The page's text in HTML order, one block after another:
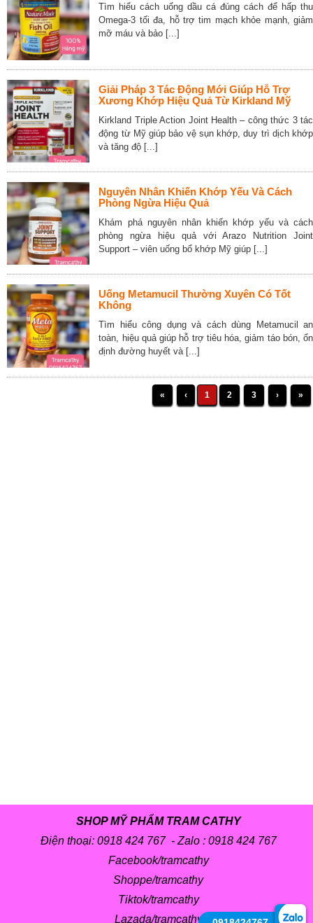
Tìm hiểu cách uống dầu cá đúng cách để hấp thu
Omega-3 tối đa, hỗ trợ tim mạch khỏe mạnh, giảm
mỡ máu và bảo [...]
Giải Pháp 3 Tác Động Mới Giúp Hỗ Trợ
Xương Khớp Hiệu Quả Từ Kirkland Mỹ
Kirkland Triple Action Joint Health – công thức 3 tác
động từ Mỹ giúp bảo vệ sụn khớp, duy trì dịch khớp
và tăng độ [...]
Nguyên Nhân Khiến Khớp Yếu Và Cách
Phòng Ngừa Hiệu Quả
Khám phá nguyên nhân khiến khớp yếu và cách
phòng ngừa hiệu quả với Arazo Nutrition Joint
Support – viên uống bổ khớp Mỹ giúp [...]
Uống Metamucil Thường Xuyên Có Tốt
Không
Tìm hiểu công dụng và cách dùng Metamucil an
toàn, hiệu quả giúp hỗ trợ tiêu hóa, giảm táo bón, ổn
định đường huyết và [...]
« ‹ 1 2 3 › »
SHOP MỸ PHẨM TRAM CATHY
Điện thoại: 0918 424 767 - Zalo : 0918 424 767
Facebook/tramcathy
Shoppe/tramcathy
Tiktok/tramcathy
Lazada/tramcathy